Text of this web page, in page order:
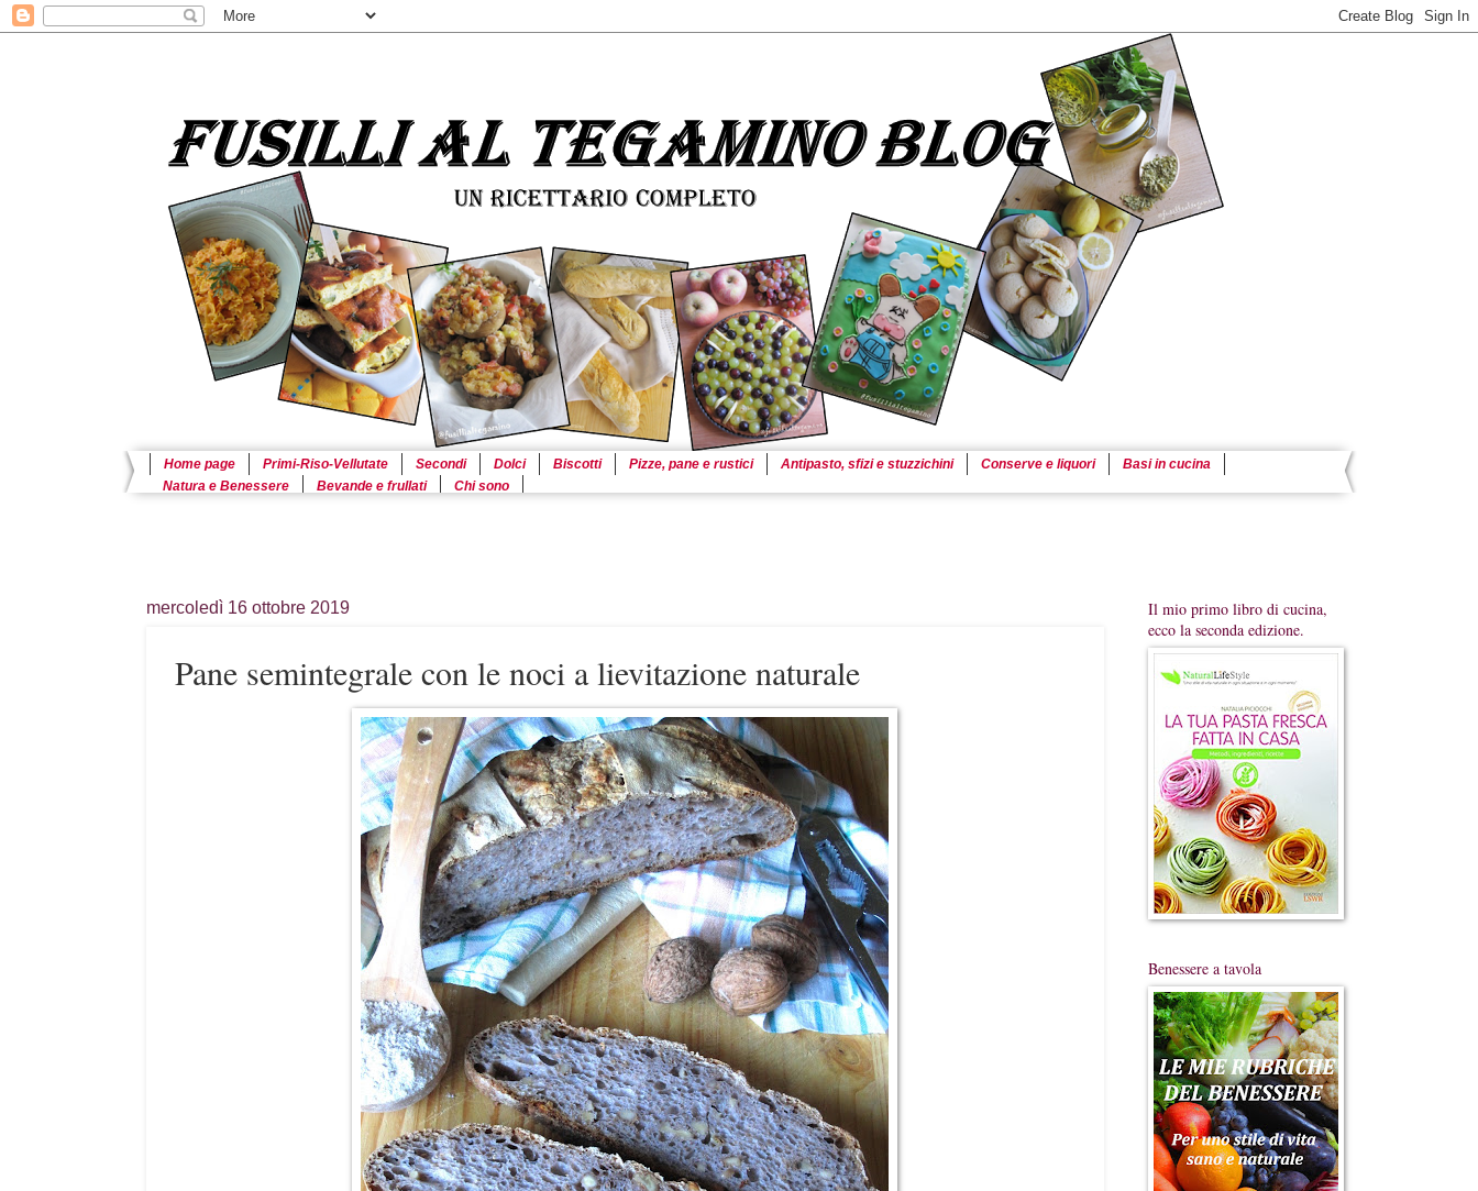
Home page Primi-Riso-Vellutate Secondi Dolci Biscotti Pizze, pane e rustici Antipasto, sfizi e stuzzichini Conserve e liquori
Basi in cucina
Natura e Benessere
Bevande e frullati Chi sono
mercoledì 16 ottobre 2019
Pane semintegrale con le noci a lievitazione naturale
Il mio primo libro di cucina,
ecco la seconda edizione.
Benessere a tavola